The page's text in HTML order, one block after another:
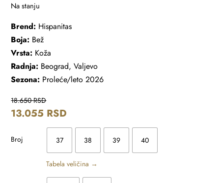
Na stanju
Brend: Hispanitas
Boja: Bež
Vrsta: Koža
Radnja: Beograd, Valjevo
Sezona: Proleće/leto 2026
18.650RSD
13.055 RSD
Broj 37 38 39 40
Tabela veličina →